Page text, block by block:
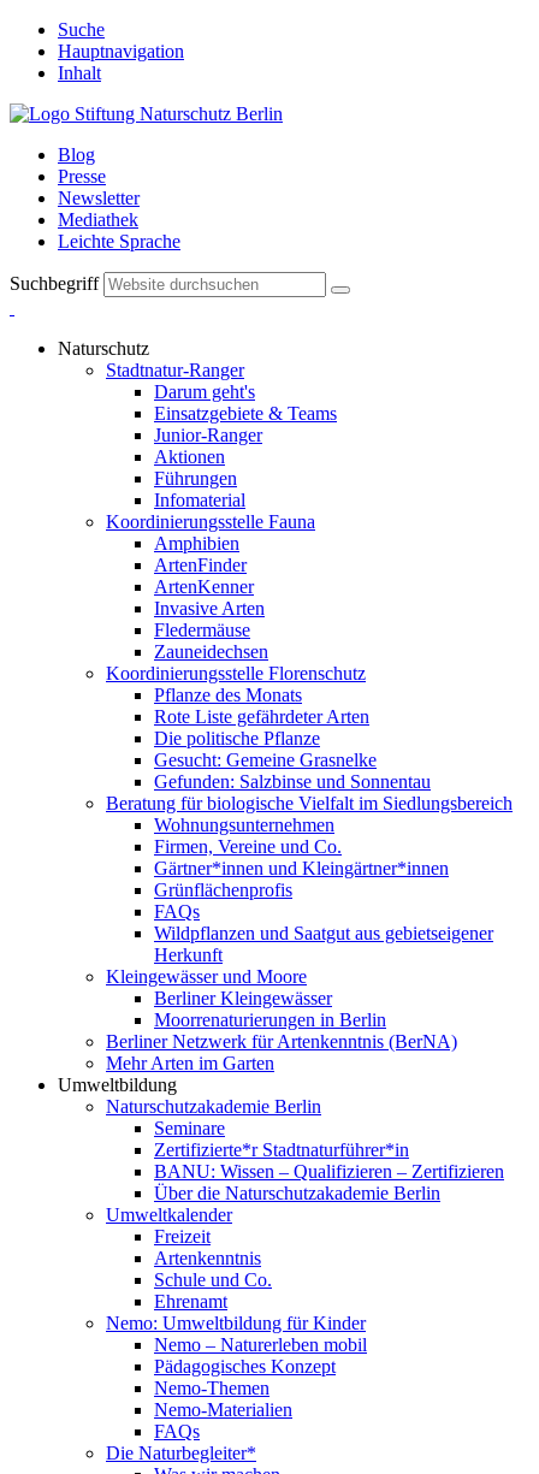
Suche
Hauptnavigation
Inhalt
Blog
Presse
Newsletter
Mediathek
Leichte Sprache
Suchbegriff
Naturschutz
Stadtnatur-Ranger
Darum geht's
Einsatzgebiete & Teams
Junior-Ranger
Aktionen
Führungen
Infomaterial
Koordinierungsstelle Fauna
Amphibien
ArtenFinder
ArtenKenner
Invasive Arten
Fledermäuse
Zauneidechsen
Koordinierungsstelle Florenschutz
Pflanze des Monats
Rote Liste gefährdeter Arten
Die politische Pflanze
Gesucht: Gemeine Grasnelke
Gefunden: Salzbinse und Sonnentau
Beratung für biologische Vielfalt im Siedlungsbereich
Wohnungsunternehmen
Firmen, Vereine und Co.
Gärtner*innen und Kleingärtner*innen
Grünflächenprofis
FAQs
Wildpflanzen und Saatgut aus gebietseigener
Herkunft
Kleingewässer und Moore
Berliner Kleingewässer
Moorrenaturierungen in Berlin
Berliner Netzwerk für Artenkenntnis (BerNA)
Mehr Arten im Garten
Umweltbildung
Naturschutzakademie Berlin
Seminare
Zertifizierte*r Stadtnaturführer*in
BANU: Wissen – Qualifizieren – Zertifizieren
Über die Naturschutzakademie Berlin
Umweltkalender
Freizeit
Artenkenntnis
Schule und Co.
Ehrenamt
Nemo: Umweltbildung für Kinder
Nemo – Naturerleben mobil
Pädagogisches Konzept
Nemo-Themen
Nemo-Materialien
FAQs
Die Naturbegleiter*